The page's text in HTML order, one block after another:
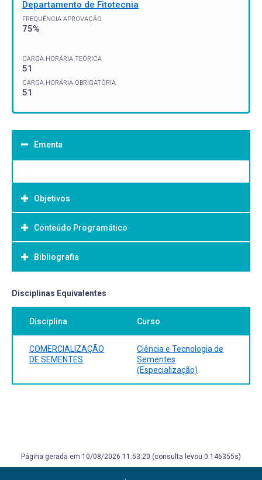
Departamento de Fitotecnia
FREQUÊNCIA APROVAÇÃO
75%
CARGA HORÁRIA TEÓRICA
51
CARGA HORÁRIA OBRIGATÓRIA
51
Ementa
Objetivos
Objetivo Geral:
Conteúdo Programático
Bibliografia
Bibliografia Básica:
Disciplinas Equivalentes
Disciplina Curso
COMERCIALIZAÇÃO
DE SEMENTES
Ciência e Tecnologia de
Sementes
(Especialização)
Página gerada em 10/08/2026 11:53:20 (consulta levou 0.146355s)